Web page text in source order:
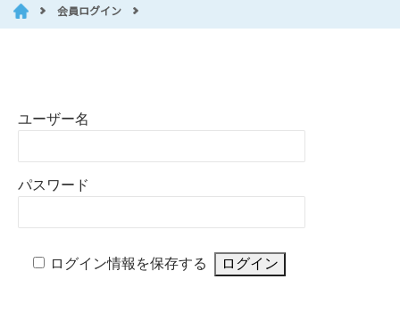
会員ログイン
ユーザー名
パスワード
ログイン情報を保存する